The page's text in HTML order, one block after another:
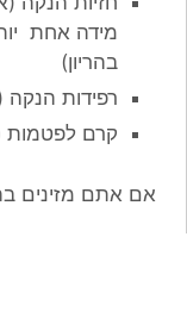
מידה אחת
בהריון)
רפידות הנקה
קרם לפטמות
אם אתם מזינים